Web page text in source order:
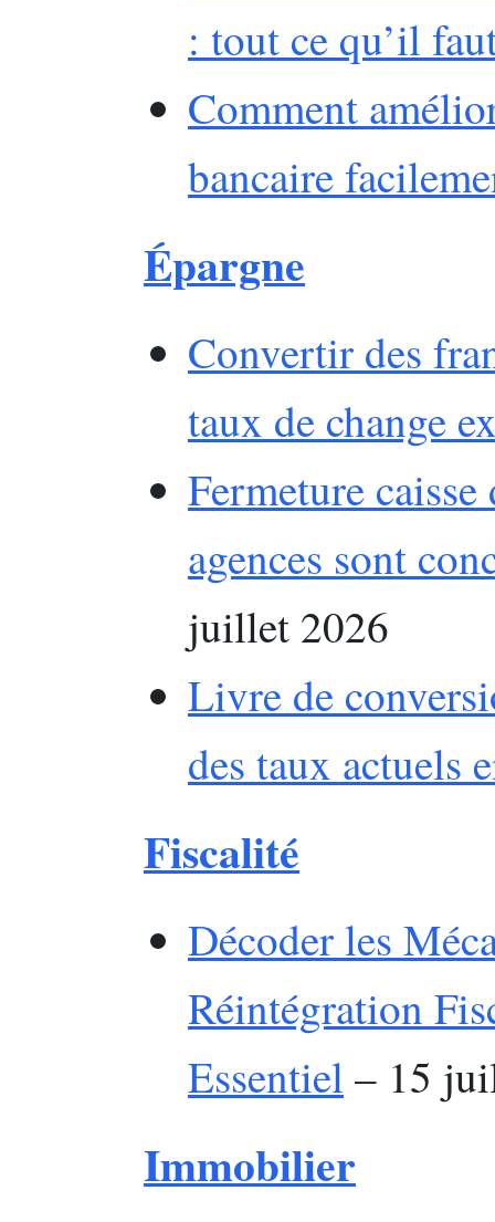
: tout ce qu’il
Comment
bancaire
Épargne
Convertir des
taux de change
Fermeture
agences sont
juillet 2026
Livre de
des taux actuels
Fiscalité
Décoder les
Réintégration
Essentiel – 15
Immobilier